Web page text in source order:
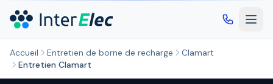
Accueil Entretien de borne de recharge
Clamart
Entretien Clamart